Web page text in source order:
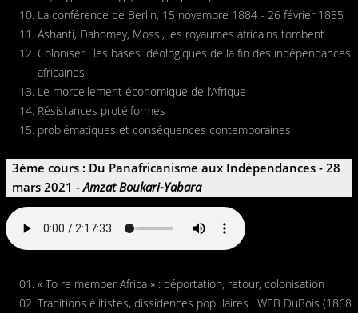
La conférence de Berlin, 15 novembre 1884 - 26 février 1885
Ashanti, Dahomey, Mossi, les royaumes africains tombent
Coloniser : les bases idéologiques de la fin des indépendances
africaines
Le morcellement économique de l’Afrique
Résistances protéiformes
problématiques et conséquences contemporaines
3ème cours : Du Panafricanisme aux Indépendances - 28
mars 2021 -Amzat Boukari-Yabara
« To re member Africa » : déportation, retour, colonisation
Traditions élitistes, dissidences populaires : WEB DuBois (1868